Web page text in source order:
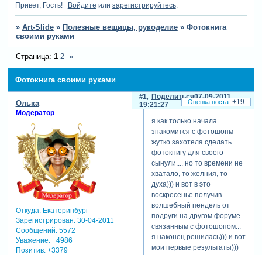
Привет, Гость! Войдите или зарегистрируйтесь.
» Art-Slide » Полезные вещицы, рукоделие » Фотокнига
своими руками
Фотокнига своими руками
Страница: 1 2 »
Поделиться
1
07-09-2011
19:21:27
Олька
Модератор
Откуда:Екатеринбург
Зарегистрирован: 30-04-2011
Сообщений:5572
Уважение: +4986
Позитив: +3379
я как только начала
знакомится с фотошопм
жутко захотела сделать
фотокнигу для своего
сынули.... но то времени не
хватало, то желния, то
духа))) и вот в это
воскресенье получив
волшебный пендель от
подруги на другом форуме
связанным с фотошопом...
я наконец решилась))) и вот
мои первые результаты)))
+19